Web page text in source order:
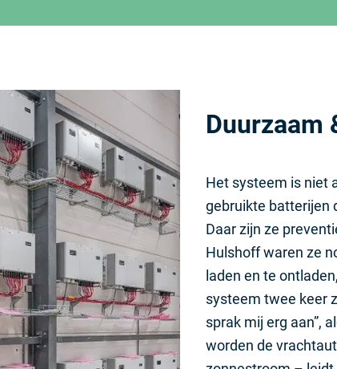
Duurzaam
Het systeem is niet
gebruikte batterijen
Daar zijn ze
Hulshoff waren ze
laden en te
systeem twee keer
sprak mij erg aan”,
worden de